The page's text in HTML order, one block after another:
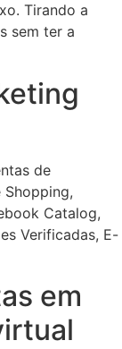
Tirando a
sem ter a
de
Catalog,
Verificadas, E-
em